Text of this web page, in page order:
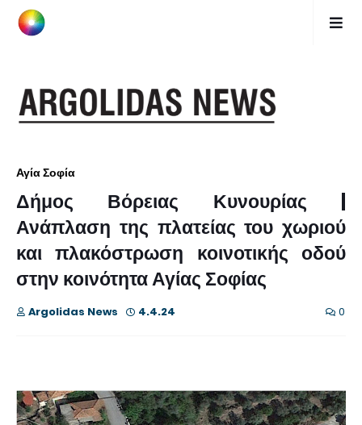
Αγία Σοφία
Δήμος Βόρειας Κυνουρίας |
Ανάπλαση της πλατείας του χωριού
και πλακόστρωση κοινοτικής οδού
στην κοινότητα Αγίας Σοφίας
Argolidas News 4.4.24 0